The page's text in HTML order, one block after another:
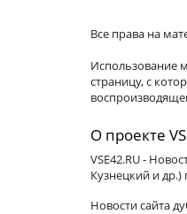
Все права на
Использование
страницу, с
О проекте
VSE42.RU -
Кузнецкий и
Новости сайта